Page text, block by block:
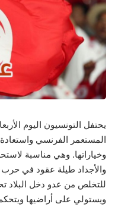
المستعمر الفرنسي واستعادة
وخياراتها. وهي مناسبة
والأجداد طيلة عقود في
للتخلص من عدو دخل البلاد
ويستولي على أراضيها